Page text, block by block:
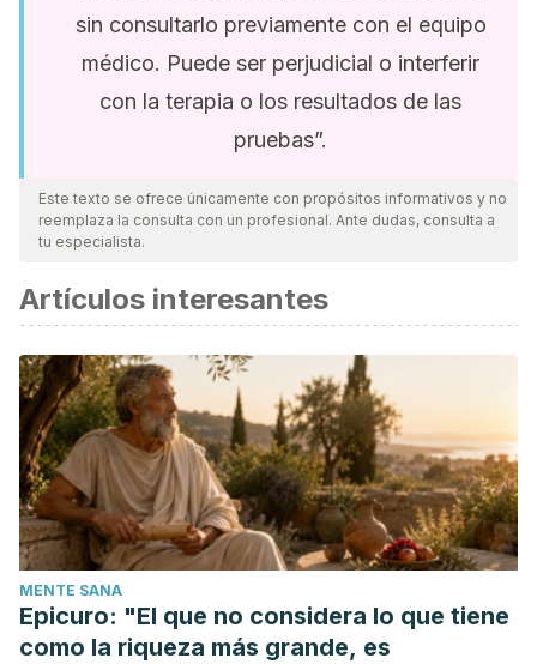
sin consultarlo previamente con el equipo
médico. Puede ser perjudicial o interferir
con la terapia o los resultados de las
pruebas”.
Este texto se ofrece únicamente con propósitos informativos y no
reemplaza la consulta con un profesional. Ante dudas, consulta a
tu especialista.
Artículos interesantes
MENTE SANA
Epicuro: "El que no considera lo que tiene
como la riqueza más grande, es